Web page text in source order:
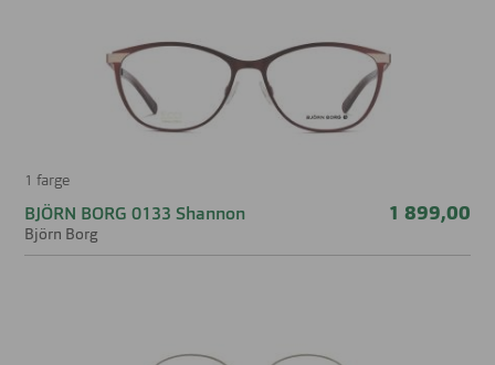
1 farge
BJÖRN BORG 0133 Shannon
Björn Borg
1 899,00